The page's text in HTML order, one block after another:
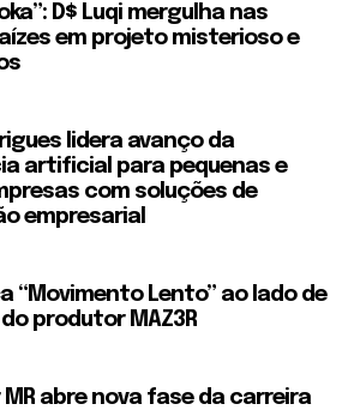
D$ Luqi mergulha nas
em projeto misterioso e
lidera avanço da
artificial para pequenas e
com soluções de
empresarial
“Movimento Lento” ao lado de
do produtor MAZ3R
MR abre nova fase da carreira